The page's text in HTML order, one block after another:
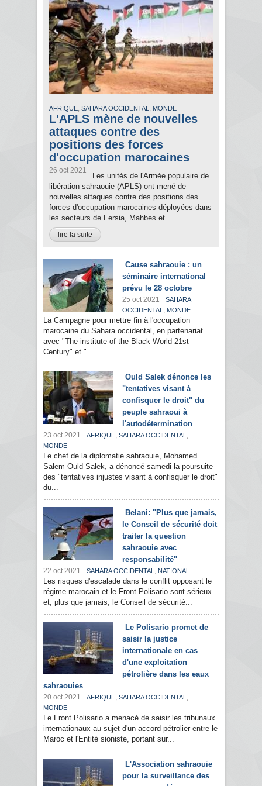
AFRIQUE, SAHARA OCCIDENTAL , MONDE
L'APLS mène de nouvelles
attaques contre des
positions des forces
d'occupation marocaines
26 oct 2021
Les unités de l'Armée populaire de
libération sahraouie (APLS) ont mené de
nouvelles attaques contre des positions des
forces d'occupation marocaines déployées dans
les secteurs de Fersia, Mahbes et...
lire la suite
Cause sahraouie : un
séminaire international
prévu le 28 octobre
25 oct 2021
SAHARA
OCCIDENTAL , MONDE
La Campagne pour mettre fin à l'occupation
marocaine du Sahara occidental, en partenariat
avec "The institute of the Black World 21st
Century" et "...
Ould Salek dénonce les
"tentatives visant à
confisquer le droit" du
peuple sahraoui à
l'autodétermination
23 oct 2021 AFRIQUE, SAHARA OCCIDENTAL ,
MONDE
Le chef de la diplomatie sahraouie, Mohamed
Salem Ould Salek, a dénoncé samedi la poursuite
des "tentatives injustes visant à confisquer le droit"
du...
Belani: "Plus que jamais,
le Conseil de sécurité doit
traiter la question
sahraouie avec
responsabilité"
22 oct 2021 SAHARA OCCIDENTAL , NATIONAL
Les risques d'escalade dans le conflit opposant le
régime marocain et le Front Polisario sont sérieux
et, plus que jamais, le Conseil de sécurité...
Le Polisario promet de
saisir la justice
internationale en cas
d'une exploitation
pétrolière dans les eaux
sahraouies
20 oct 2021 AFRIQUE, SAHARA OCCIDENTAL ,
MONDE
Le Front Polisario a menacé de saisir les tribunaux
internationaux au sujet d'un accord pétrolier entre le
Maroc et l'Entité sioniste, portant sur...
L'Association sahraouie
pour la surveillance des